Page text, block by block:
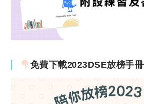
免費下載2023DSE放榜手冊